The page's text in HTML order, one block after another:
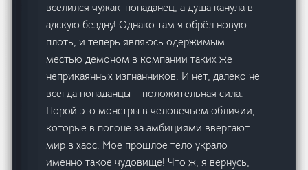
вселился чужак-попаданец, а душа канула в
адскую бездну! Однако там я обрёл новую
плоть, и теперь являюсь одержимым
местью демоном в компании таких же
неприкаянных изгнанников. И нет, далеко не
всегда попаданцы – положительная сила.
Порой это монстры в человечьем обличии,
которые в погоне за амбициями ввергают
мир в хаос. Моё прошлое тело украло
именно такое чудовище! Что ж, я вернусь,